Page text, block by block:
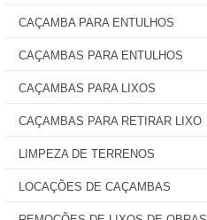
CAÇAMBA PARA ENTULHOS
CAÇAMBAS PARA ENTULHOS
CAÇAMBAS PARA LIXOS
CAÇAMBAS PARA RETIRAR LIXO
LIMPEZA DE TERRENOS
LOCAÇÕES DE CAÇAMBAS